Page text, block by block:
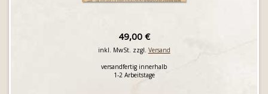
49,00 €
inkl. MwSt. zzgl. Versand
versandfertig innerhalb
1-2 Arbeitstage